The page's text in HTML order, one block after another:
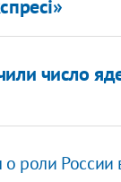
число
о роли